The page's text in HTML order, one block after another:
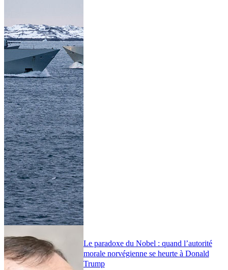
Le paradoxe du Nobel : quand l’autorité
morale norvégienne se heurte à Donald
Trump